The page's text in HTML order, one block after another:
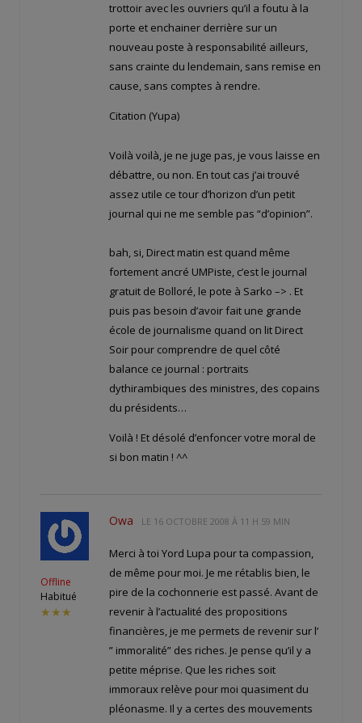
trottoir avec les ouvriers qu’il a foutu à la
porte et enchainer derrière sur un
nouveau poste à responsabilité ailleurs,
sans crainte du lendemain, sans remise en
cause, sans comptes à rendre.
Citation (Yupa)
Voilà voilà, je ne juge pas, je vous laisse en
débattre, ou non. En tout cas j’ai trouvé
assez utile ce tour d’horizon d’un petit
journal qui ne me semble pas “d’opinion”.
bah, si, Direct matin est quand même
fortement ancré UMPiste, c’est le journal
gratuit de Bolloré, le pote à Sarko –> . Et
puis pas besoin d’avoir fait une grande
école de journalisme quand on lit Direct
Soir pour comprendre de quel côté
balance ce journal : portraits
dythirambiques des ministres, des copains
du présidents…
Voilà ! Et désolé d’enfoncer votre moral de
si bon matin ! ^^
Offline
Habitué
★★★
Owa LE 16 OCTOBRE 2008 À 11 H 59 MIN
Merci à toi Yord Lupa pour ta compassion,
de même pour moi. Je me rétablis bien, le
pire de la cochonnerie est passé. Avant de
revenir à l’actualité des propositions
financières, je me permets de revenir sur l’
” immoralité” des riches. Je pense qu’il y a
petite méprise. Que les riches soit
immoraux relève pour moi quasiment du
pléonasme. Il y a certes des mouvements